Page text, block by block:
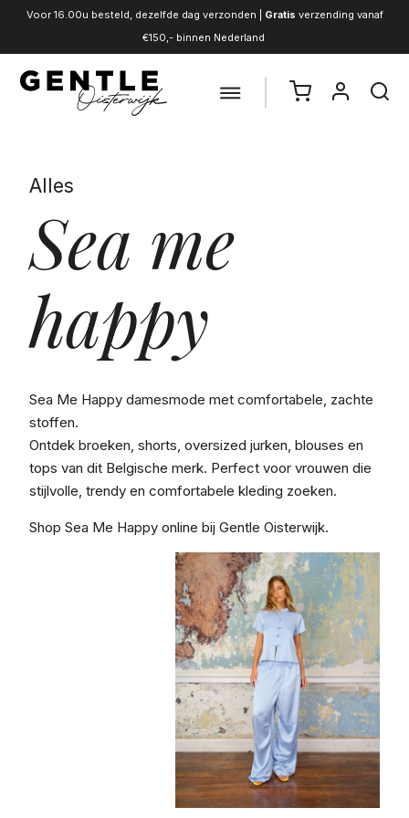
Voor 16.00u besteld, dezelfde dag verzonden | Gratis verzending vanaf
€150,- binnen Nederland
Alles
Sea me
happy
Sea Me Happy damesmode met comfortabele, zachte
stoffen.
Ontdek broeken, shorts, oversized jurken, blouses en
tops van dit Belgische merk. Perfect voor vrouwen die
stijlvolle, trendy en comfortabele kleding zoeken.
Shop Sea Me Happy online bij Gentle Oisterwijk.